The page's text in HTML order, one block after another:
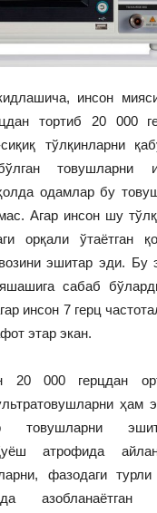
инсон
тортиб 20 000
сиқиқ тўлқинларни
товушларни
одамлар бу
Агар инсон шу
орқали ўтаётган
эшитар эди. Бу
сабаб
инсон 7 герц
этар экан.
20 000 герцдан
ҳам
товушларни
атрофида
фазодаги
азобланаётган